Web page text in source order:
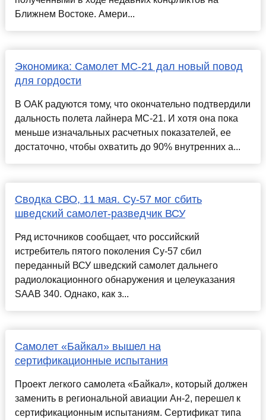
Ближнем Востоке. Амери...
Экономика: Самолет МС-21 дал новый повод
для гордости
В ОАК радуются тому, что окончательно подтвердили
дальность полета лайнера МС-21. И хотя она пока
меньше изначальных расчетных показателей, ее
достаточно, чтобы охватить до 90% внутренних а...
Сводка СВО, 11 мая. Су-57 мог сбить
шведский самолет-разведчик ВСУ
Ряд источников сообщает, что российский
истребитель пятого поколения Су-57 сбил
переданный ВСУ шведский самолет дальнего
радиолокационного обнаружения и целеуказания
SAAB 340. Однако, как з...
Самолет «Байкал» вышел на
сертификационные испытания
Проект легкого самолета «Байкал», который должен
заменить в региональной авиации Ан-2, перешел к
сертификационным испытаниям. Сертификат типа